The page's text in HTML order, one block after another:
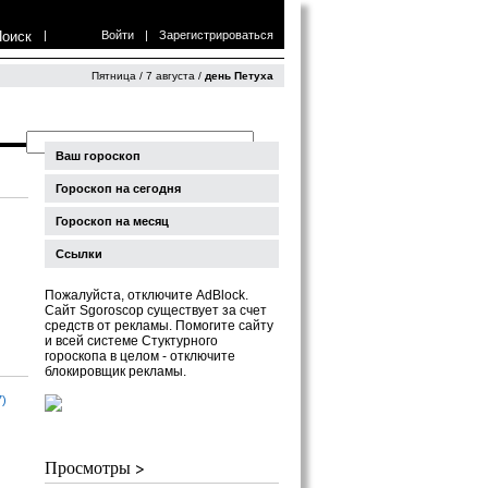
| Войти | Зарегистрироваться
Пятница / 7 августа / день Петуха
Ваш гороскоп
Гороскоп на сегодня
Гороскоп на месяц
Ссылки
Пожалуйста, отключите AdBlock.
Сайт Sgoroscop существует за счет
средств от рекламы. Помогите сайту
и всей системе Стуктурного
гороскопа в целом - отключите
блокировщик рекламы.
Просмотры >